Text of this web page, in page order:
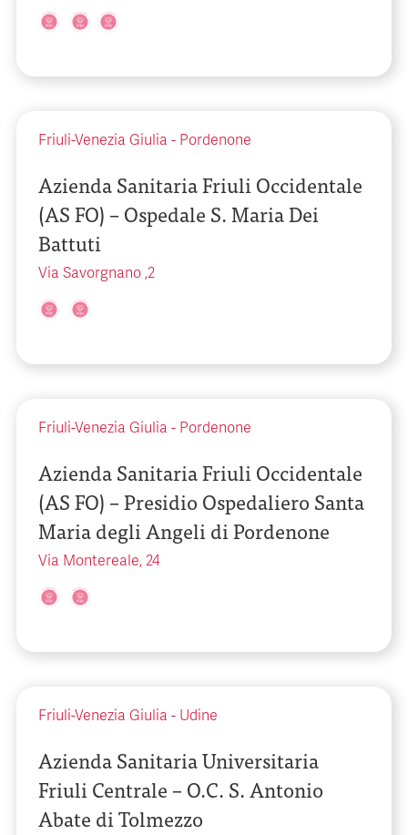
Friuli-Venezia Giulia - Pordenone
Azienda Sanitaria Friuli Occidentale
(AS FO) – Ospedale S. Maria Dei
Battuti
Via Savorgnano ,2
Friuli-Venezia Giulia - Pordenone
Azienda Sanitaria Friuli Occidentale
(AS FO) – Presidio Ospedaliero Santa
Maria degli Angeli di Pordenone
Via Montereale, 24
Friuli-Venezia Giulia - Udine
Azienda Sanitaria Universitaria
Friuli Centrale – O.C. S. Antonio
Abate di Tolmezzo